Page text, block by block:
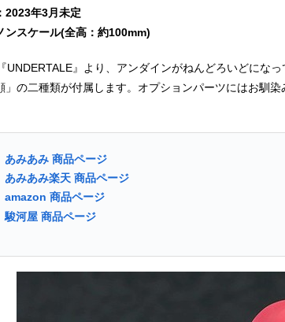
2023年3月未定
ンスケール(全高：約100mm)
UNDERTALE』より、アンダインがねんどろいどにな
」の二種類が付属します。オプションパーツにはお馴
あみあみ 商品ページ
あみあみ楽天 商品ページ
amazon 商品ページ
駿河屋 商品ページ